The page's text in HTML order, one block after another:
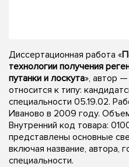
Диссертационная работа «
технологии получения
путанки и лоскута», автор —
относится к типу:
специальности 05.19.02.
Иваново в 2009 году.
Внутренний код товара:
представлены основные
включая название, автора,
специальности.